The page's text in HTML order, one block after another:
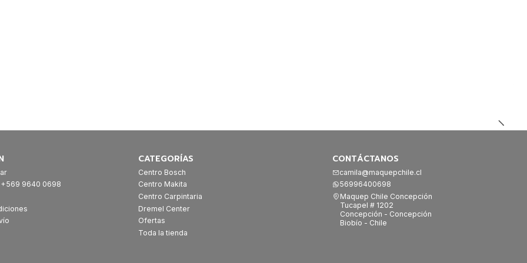
+569 9640 0698
CATEGORÍAS
Centro Bosch
Centro Makita
Centro Carpintaria
Dremel Center
Ofertas
Toda la tienda
CONTÁCTANOS
camila@maquepchile.cl
56996400698
Maquep Chile Concepción
Tucapel # 1202
Concepción - Concepción
Biobío - Chile